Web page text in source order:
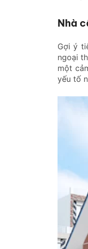
Nhà
Gợi ý
ngoại
một
yếu tố